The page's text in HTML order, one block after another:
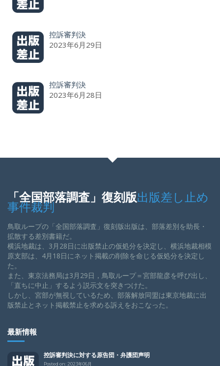
控訴審判決
2023年6月29日
控訴審判決
2023年6月28日
「全国部落調査」復刻版出版差し止め
事件裁判
鳥取ループの「全国部落調査」復刻版出版は、部落差別を助長・
拡散する差別書籍だ。
横浜地裁は、3月28日に出版禁止の仮処分を決定し、横浜地裁相模
原支部は、4月18日にネット掲載の削除を命じる仮処分を決定し
た。
また、東京法務局は3月29日，鳥取ループ＝宮部龍彦を呼び出し、
「直ちに中止」するよう説示文を突きつけた。
しかし、宮部が無視しているため、部落解放同盟は東京地裁に出
版禁止とネット掲載禁止を求める訴えをおこなった。
最新情報
控訴審判決に対する原告団・弁護団声明
Posted on: 2023年06月